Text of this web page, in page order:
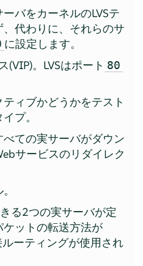
バをカーネルのLVSテ
代わりに、それらのサ
に設定します。
(VIP)。LVSはポート 80
ィブかどうかをテスト
プ。
ての実サーバがダウン
サービスのリダイレク
る2つの実サーバが定
ットの転送方法が
ーティングが使用され